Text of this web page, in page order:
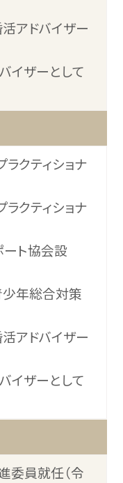
アドバイザー
イザーとして
クティショナ
クティショナ
ト協会設
少年総合対策
アドバイザー
イザーとして
委員就任（令